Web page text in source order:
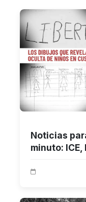
Noticias
minuto: